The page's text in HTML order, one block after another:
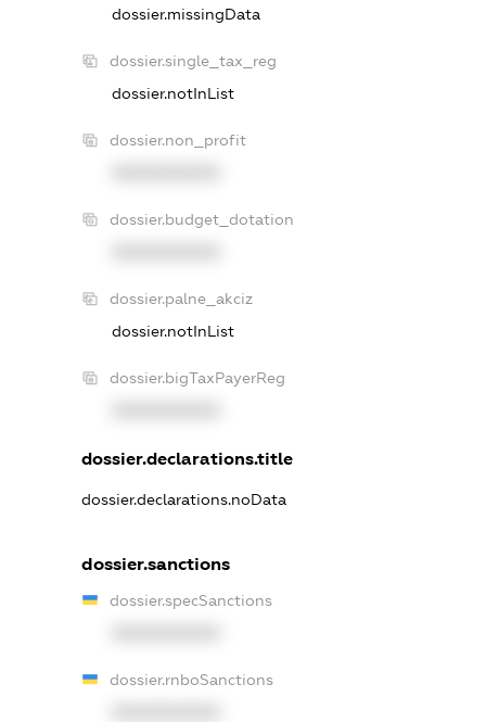
dossier.missingData
dossier.single_tax_reg
dossier.notInList
dossier.non_profit
dossier.budget_dotation
dossier.palne_akciz
dossier.notInList
dossier.bigTaxPayerReg
dossier.declarations.title
dossier.declarations.noData
dossier.sanctions
dossier.specSanctions
dossier.rnboSanctions